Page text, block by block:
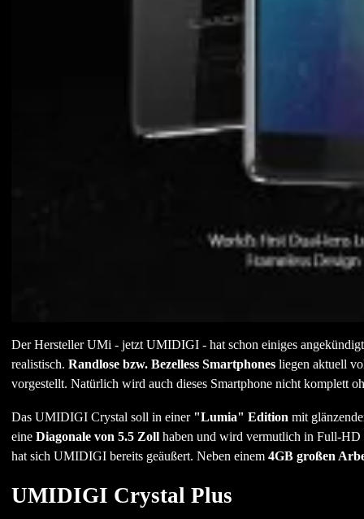
Der Hersteller UMi - jetzt UMIDIGI - hat schon einiges
realistisch. Randlose bzw. Bezelless Smartphonesliegen aktuell
vorgestellt. Natürlich wird auch dieses Smartphone nicht komplett
Das UMIDIGI Crystal soll in einer "Lumia" Edition mit
eine Diagonale von 5.5 Zollhaben und wird vermutlich in Full-HD
hat sich UMIDIGI bereits geäußert. Neben einem 4GB großen
UMIDIGI Crystal Plus